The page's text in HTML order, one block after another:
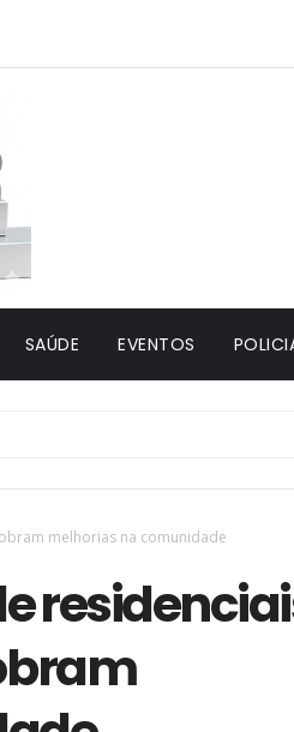
SAÚDE EVENTOS
melhorias na comunidade